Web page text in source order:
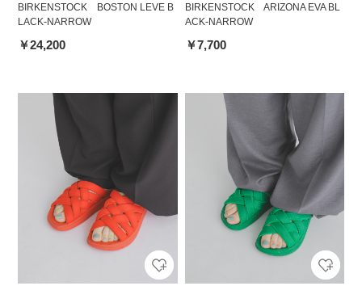
BIRKENSTOCK BOSTON LEVE B
LACK-NARROW
￥24,200
BIRKENSTOCK ARIZONA EVA BL
ACK-NARROW
￥7,700